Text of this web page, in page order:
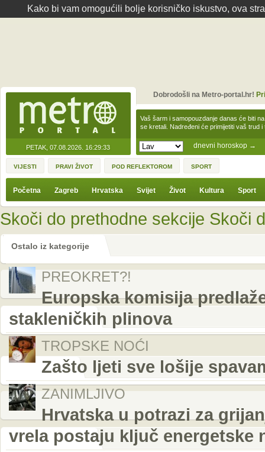
Kako bi vam omogućili bolje korisničko iskustvo, ova
PETAK, 07.08.2026. 16:29:33 dnevni horoskop →
Vaš šarm i samopouzdanje danas će biti
se kretali. Nadređeni će primijetiti vaš trud
Dobrodošli na Metro-portal.hr!
VIJESTI PRAVI ŽIVOT POD REFLEKTOROM SPORT
Početna Zagreb Hrvatska Svijet Život Kultura Sport
Skoči do prethodne sekcije Skoči
Ostalo iz kategorije
PREOKRET?!
Europska komisija
stakleničkih plinova
TROPSKE NOĆI
Zašto ljeti sve lošije
ZANIMLJIVO
Hrvatska u potrazi za
vrela postaju ključ energetske